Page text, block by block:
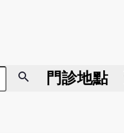
search 門診地點